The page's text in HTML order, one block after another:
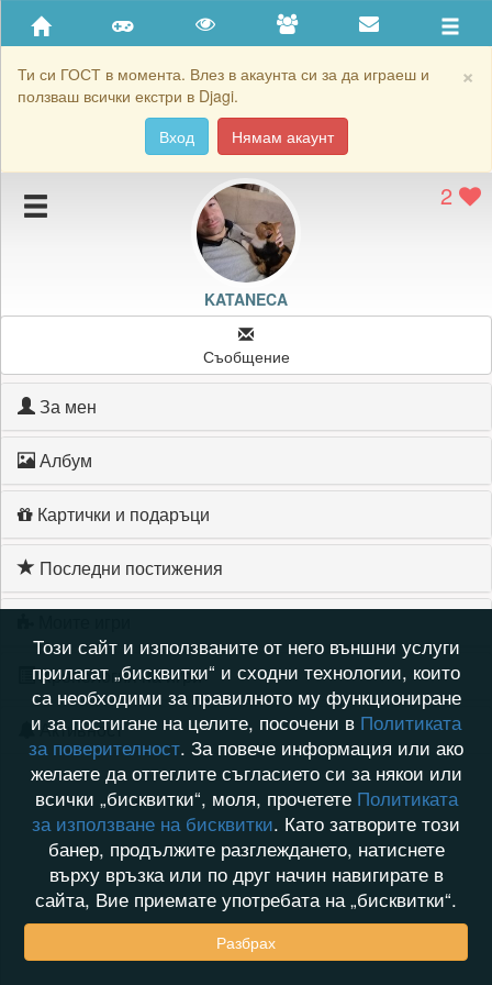
×
Ти си ГОСТ в момента. Влез в акаунта си за да играеш и
ползваш всички екстри в Djagi.
Вход
Нямам акаунт
Приятели
Хронология на игри
Подаръците на KATANECA
Картичките на KATANECA
2
KATANECA
Съобщение
За мен
Албум
Картички и подаръци
Последни постижения
Хронология на игри
Активност
Този сайт и използваните от него външни услуги
прилагат „бисквитки“ и сходни технологии, които
са необходими за правилното му функциониране
и за постигане на целите, посочени в Политиката
за поверителност. За повече информация или ако
желаете да оттеглите съгласието си за някои или
всички „бисквитки“, моля, прочетете Политиката
за използване на бисквитки. Като затворите този
банер, продължите разглеждането, натиснете
върху връзка или по друг начин навигирате в
сайта, Вие приемате употребата на „бисквитки“.
Разбрах